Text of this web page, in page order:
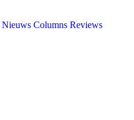
Nieuws Columns Reviews